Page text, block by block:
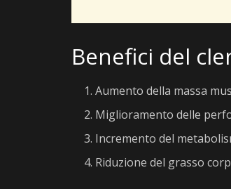
Benefici del
Aumento della massa
Miglioramento delle
Incremento del
Riduzione del grasso